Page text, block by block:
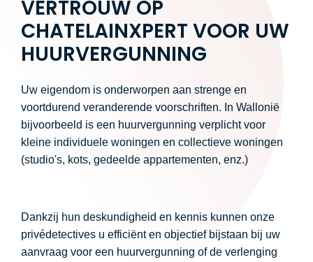
VERTROUW OP
CHATELAINXPERT VOOR UW
HUURVERGUNNING
Uw eigendom is onderworpen aan strenge en
voortdurend veranderende voorschriften. In Wallonië
bijvoorbeeld is een huurvergunning verplicht voor
kleine individuele woningen en collectieve woningen
(studio's, kots, gedeelde appartementen, enz.)
Dankzij hun deskundigheid en kennis kunnen onze
privédetectives u efficiënt en objectief bijstaan bij uw
aanvraag voor een huurvergunning of de verlenging